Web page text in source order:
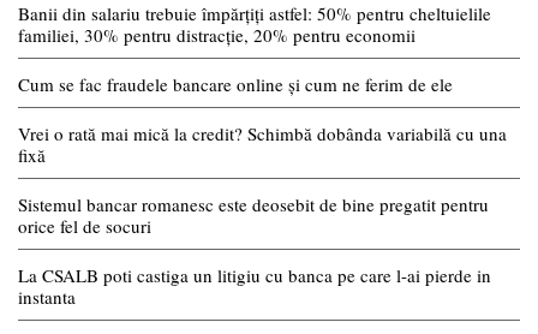
Banii din salariu trebuie împărțiți astfel: 50% pentru cheltuielile
familiei, 30% pentru distracție, 20% pentru economii
Cum se fac fraudele bancare online și cum ne ferim de ele
Vrei o rată mai mică la credit? Schimbă dobânda variabilă cu una
fixă
Sistemul bancar romanesc este deosebit de bine pregatit pentru
orice fel de socuri
La CSALB poti castiga un litigiu cu banca pe care l-ai pierde in
instanta